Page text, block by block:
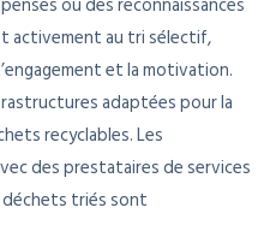
activement au tri sélectif,
et la motivation.
adaptées pour la
recyclables. Les
des prestataires de services
déchets triés sont